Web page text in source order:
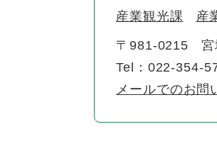
産業観光課 産
〒981-0215
Tel：022-354-
メールでのお問